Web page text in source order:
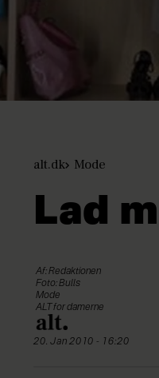
alt.dk Mode
Lad
Af: Redaktionen
Foto: Bulls
Mode
ALT for damerne
20. Jan 2010 - 16:20